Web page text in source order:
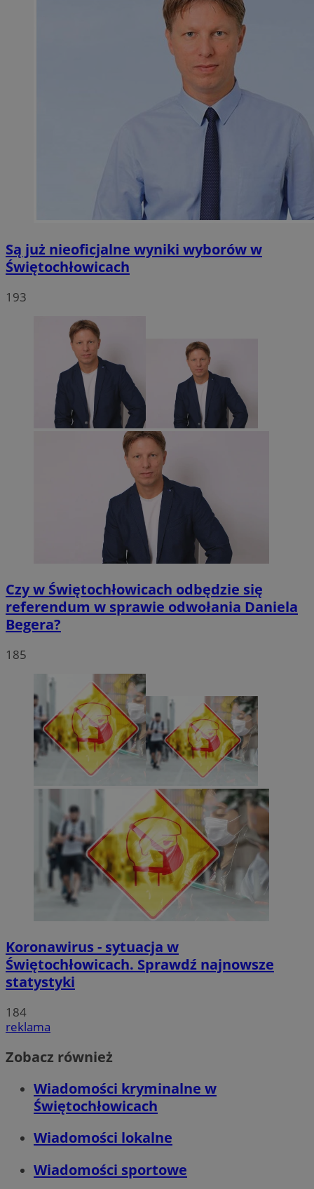
Są już nieoficjalne wyniki wyborów w
Świętochłowicach
193
Czy w Świętochłowicach odbędzie się
referendum w sprawie odwołania Daniela
Begera?
185
Koronawirus - sytuacja w
Świętochłowicach. Sprawdź najnowsze
statystyki
184
reklama
Zobacz również
Wiadomości kryminalne w
Świętochłowicach
Wiadomości lokalne
Wiadomości sportowe